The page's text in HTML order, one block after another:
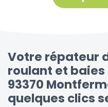
Votre répateur
roulant et
93370
quelques clics